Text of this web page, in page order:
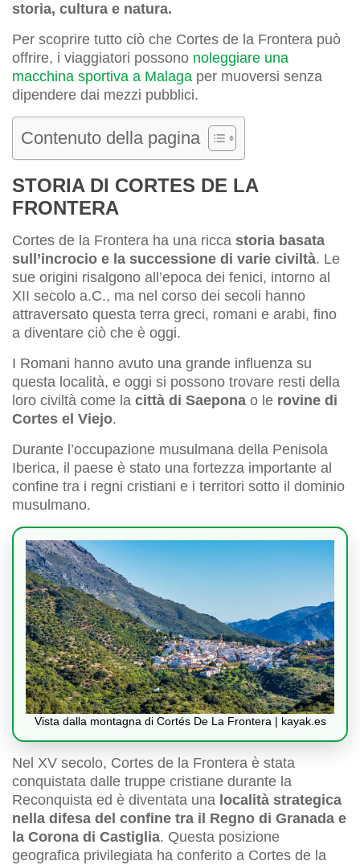
storia, cultura e natura.
Per scoprire tutto ciò che Cortes de la Frontera può
offrire, i viaggiatori possono noleggiare una
macchina sportiva a Malaga per muoversi senza
dipendere dai mezzi pubblici.
Contenuto della pagina
STORIA DI CORTES DE LA
FRONTERA
Cortes de la Frontera ha una ricca storia basata
sull’incrocio e la successione di varie civiltà. Le
sue origini risalgono all’epoca dei fenici, intorno al
XII secolo a.C., ma nel corso dei secoli hanno
attraversato questa terra greci, romani e arabi, fino
a diventare ciò che è oggi.
I Romani hanno avuto una grande influenza su
questa località, e oggi si possono trovare resti della
loro civiltà come la città di Saepona o le rovine di
Cortes el Viejo.
Durante l’occupazione musulmana della Penisola
Iberica, il paese è stato una fortezza importante al
confine tra i regni cristiani e i territori sotto il dominio
musulmano.
Vista dalla montagna di Cortés De La Frontera | kayak.es
Nel XV secolo, Cortes de la Frontera è stata
conquistata dalle truppe cristiane durante la
Reconquista ed è diventata una località strategica
nella difesa del confine tra il Regno di Granada e
la Corona di Castiglia. Questa posizione
geografica privilegiata ha conferito a Cortes de la